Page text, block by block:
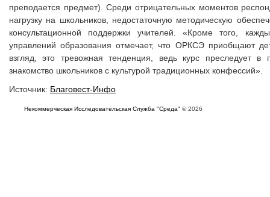
преподается предмет). Среди отрицательных моментов
нагрузку на школьников, недостаточную методическую
консультационной поддержки учителей. «Кроме того,
управлений образования отмечает, что ОРКСЭ приобщают
взгляд, это тревожная тенденция, ведь курс преследует
знакомство школьников с культурой традиционных конфессий».
Источник: Благовест-Инфо
Некоммерческая Исследовательская Служба "Среда" © 2026